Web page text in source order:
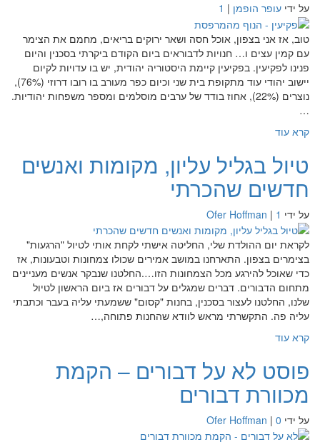
על ידי עופר הופמן |
1
טוב, אז אני בצפון, אוכל חסה ושאר ירוקים בריאים, מחמם את הצימר
עם קמין עצים ו… חנויות לדבוראים ביום הקודם ביקרתי בסכנין והיום
פנינו לפקיעין. בפקיעין קיימת היסטוריה יהודית, יש בו עדויות לקיום
יישוב יהודי עוד מתקופת בית שני וכיום כפר מעורב בו רובו דרוזי (76%),
נוצרים (22%), אחוז בודד של ערבים מוסלמים ומספר משפחות יהודיות.
…
קרא עוד
טיול בגליל עליון, מקומות ואנשים
חדשים שהכרתי
על ידי Ofer Hoffman | 1
לקראת יום ההולדת שלי, החליטה אישתי לקחת אותי לטיול "הרגעות"
בצימרים בצפון. התארחנו במושב אמירים שכולו צמחונות וטבעונות, אז
כדי שאוכל להירגע מכל הצמחונות הזו….החלטנו שנבקר אנשים מעניינים
מתחום הדבורים. דברים שמגלים על דבורים אז ביום הראשון לטיול
שלנו, החלטנו לעצור בסכנין, בחנות "קסום" ששמעתי עליה בעבר וכתבתי
עליה פה. התקשרתי מראש לוודא שהחנות פתוחה,…
קרא עוד
פוסט לא על דבורים – הקמת
מכוורת דבורים
על ידי Ofer Hoffman | 0